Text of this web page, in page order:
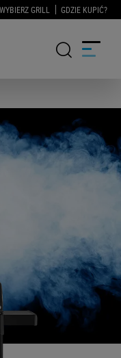
WYBIERZ GRILL GDZIE KUPIĆ?